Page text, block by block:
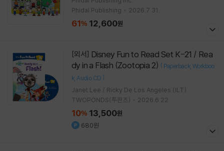
Phidal Publishing
2026.7.31.
61% 12,600원
[외서]
dy in a Flash (Zootopia 2) [ Paperback Workboo
k Audio CD ]
Janet Lee / Ricky De Los Angeles (ILT)
TWOPONDS(투판즈)
2026.6.22.
10% 13,500원
680원